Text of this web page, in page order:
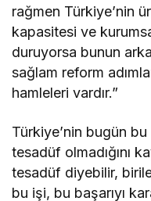
rağmen Türkiye’nin
kapasitesi ve
duruyorsa bunun
sağlam reform
hamleleri vardır.”
Türkiye’nin bugün
tesadüf olmadığını
tesadüf diyebilir,
bu işi, bu başarıyı